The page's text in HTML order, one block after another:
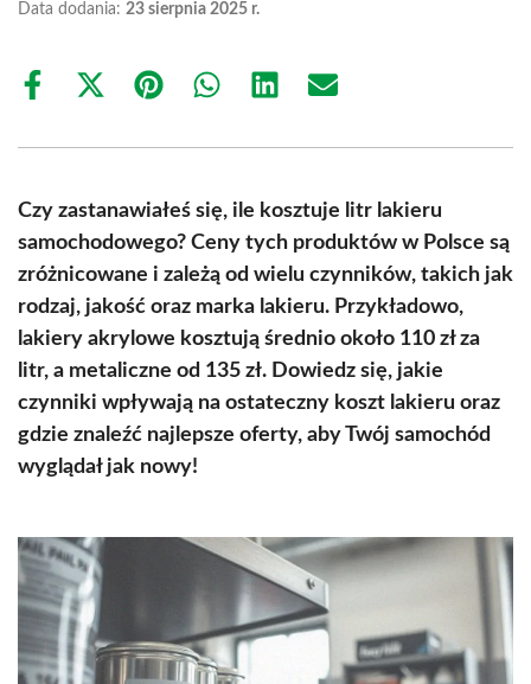
Data dodania: 23 sierpnia 2025 r.
Share
Share
(Twitter)
Share Share Share Share
Czy zastanawiałeś się, ile kosztuje litr lakieru
samochodowego? Ceny tych produktów w Polsce są
zróżnicowane i zależą od wielu czynników, takich jak
rodzaj, jakość oraz marka lakieru. Przykładowo,
lakiery akrylowe kosztują średnio około 110 zł za
litr, a metaliczne od 135 zł. Dowiedz się, jakie
czynniki wpływają na ostateczny koszt lakieru oraz
gdzie znaleźć najlepsze oferty, aby Twój samochód
wyglądał jak nowy!